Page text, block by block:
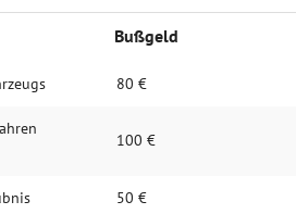
Bußgeld
80 €
100 €
50 €